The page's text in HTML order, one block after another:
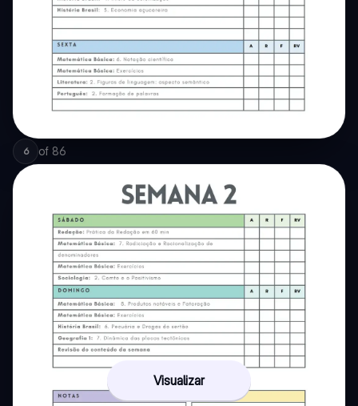
6 of 86
Visualizar